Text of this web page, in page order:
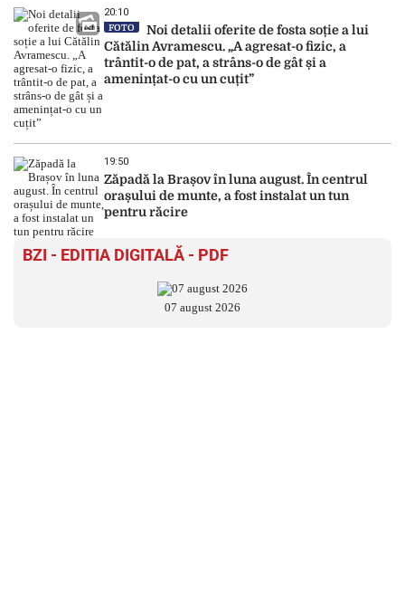
20:10
FOTO
Noi detalii oferite de fosta soție a lui
Cătălin Avramescu. „A agresat-o fizic, a
trântit-o de pat, a strâns-o de gât și a
amenințat-o cu un cuțit”
19:50
Zăpadă la Brașov în luna august. În centrul
orașului de munte, a fost instalat un tun
pentru răcire
BZI - EDITIA DIGITALĂ - PDF
07 august 2026